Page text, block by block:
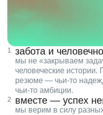
забота и
мы не «закрываем
человеческие
резюме — чьи‑то
чьи‑то амбиции.
вместе — успех
мы верим в силу